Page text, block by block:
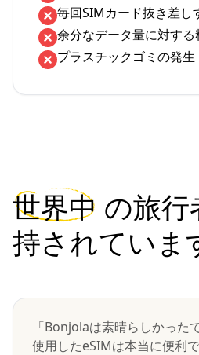
毎回SIMカード抜き差し
余分なデータ量に対する
プラスチックゴミの発生
世界中 の旅行
持されていま
「Bonjolaは素晴らしかった
使用したeSIMは本当に便利